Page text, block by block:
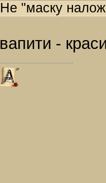
Не "маску
вапити -